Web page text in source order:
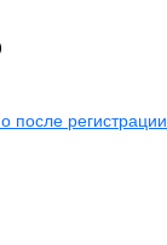
после регистрации